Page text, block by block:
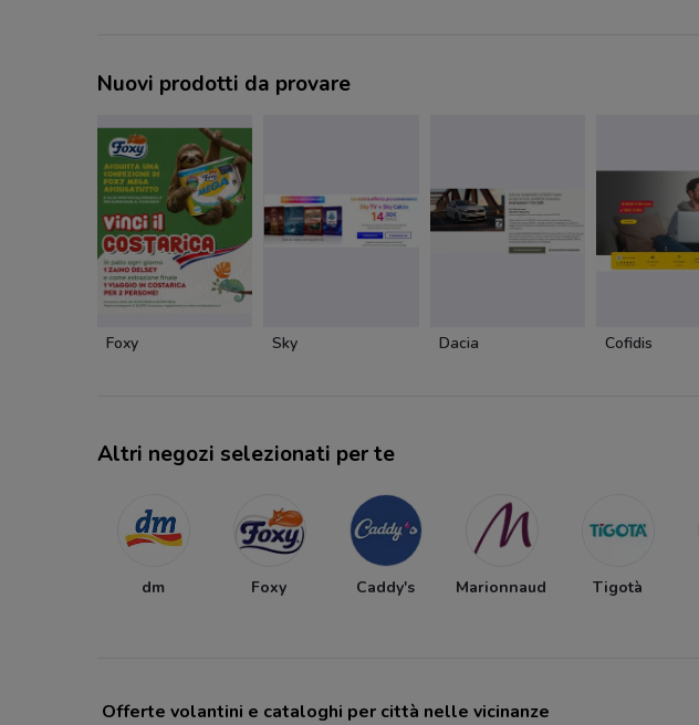
Nuovi prodotti da provare
Foxy Sky Dacia Cofidis
Altri negozi selezionati per te
dm Foxy Caddy's Marionnaud Tigotà
Offerte volantini e cataloghi per città nelle vicinanze